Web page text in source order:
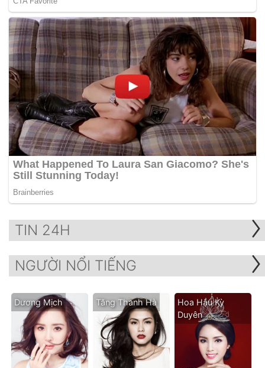
TIN 24H
NGƯỜI NỔI TIẾNG
Dương Mịch Tăng Thanh Hà
Hoa Hậu Kỳ
Duyên